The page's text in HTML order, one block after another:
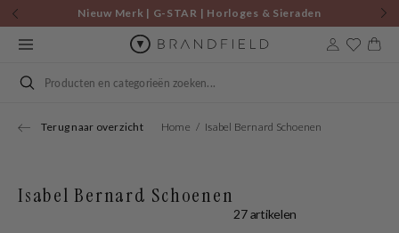
Skip to
content
Nieuw Merk | G-STAR | Horloges & Sieraden
Cart
Search
Terug naar overzicht Home Isabel Bernard Schoenen
Isabel Bernard Schoenen
27 artikelen